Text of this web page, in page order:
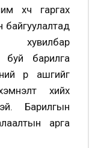
хүч гаргах
байгуулалтад
буй барилга
үр ашгийг
хийх
Барилгын
арга